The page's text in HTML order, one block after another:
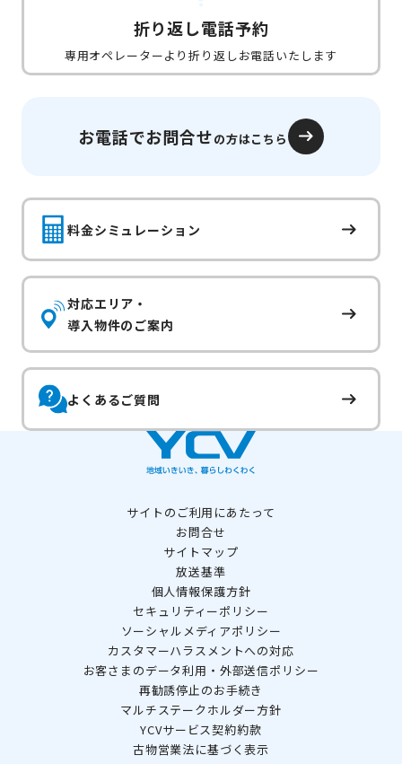
折り返し電話予約
専用オペレーターより折り返しお電話いたします
お電話でお問合せの方はこちら
料金シミュレーション
対応エリア・
導入物件のご案内
よくあるご質問
サイトのご利用にあたって
お問合せ
サイトマップ
放送基準
個人情報保護方針
セキュリティーポリシー
ソーシャルメディアポリシー
カスタマーハラスメントへの対応
お客さまのデータ利用・外部送信ポリシー
再勧誘停止のお手続き
マルチステークホルダー方針
YCVサービス契約約款
古物営業法に基づく表示